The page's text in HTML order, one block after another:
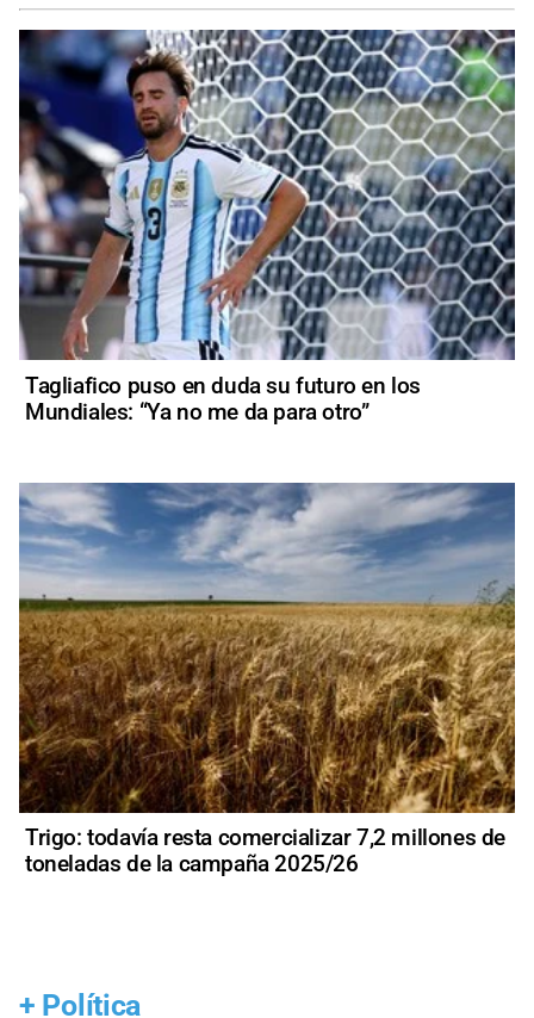
Tagliafico puso en duda su futuro en los
Mundiales: “Ya no me da para otro”
Trigo: todavía resta comercializar 7,2 millones de
toneladas de la campaña 2025/26
+ Política